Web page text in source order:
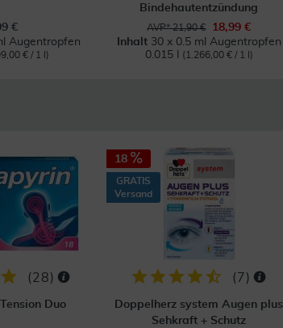
€
Augentropfen
€ / 1 l)
Bindehautentzündung
AVP* 21,90 €
18,99 €
Inhalt 30 x 0.5 ml Augentropfen
0.015 l
(1.266,00 € / 1 l)
(28)
Duo
18
GRATIS
Versand
( 7 )
Doppelherz system Augen plus
Sehkraft + Schutz